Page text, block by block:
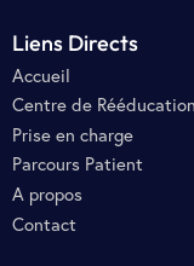
Liens Directs
Accueil
Centre de Rééducation
Prise en charge
Parcours Patient
A propos
Contact